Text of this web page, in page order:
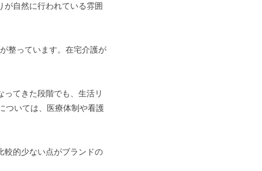
が自然に行われている雰囲
が整っています。在宅介護が
てきた段階でも、生活リ
ついては、医療体制や看護
較的少ない点がブランドの